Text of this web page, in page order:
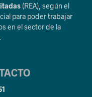
(REA), según el
para poder trabajar
en el sector de la